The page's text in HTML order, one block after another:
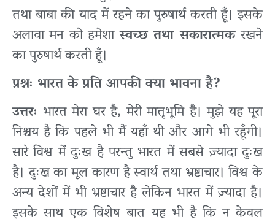
तथा बाबा की याद में रहने का पुरुषार्थ करती हूँ। इसके
अलावा मन को हमेशास्वच्छ तथा सकारात्मकरखने
का पुरुषार्थ करती हूँ।
प्रश्नः भारत के प्रति आपकी क्या भावना है?
उत्तरः भारत मेरा घर है, मेरी मातृभूमि है। मुझे यह पूरा
निश्चय है कि पहले भी मैं यहाँ थी और आगे भी रहूँगी।
सारे विश्व में दुःख है परन्तु भारत में सबसे ज़्यादा दुःख
है। दुःख का मूल कारण है स्वार्थ तथा भ्रष्टाचार। विश्व के
अन्य देशों में भी भ्रष्टाचार है लेकिन भारत में ज़्यादा है।
इसके साथ एक विशेष बात यह भी है कि न केवल